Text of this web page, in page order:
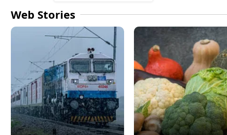
Web Stories